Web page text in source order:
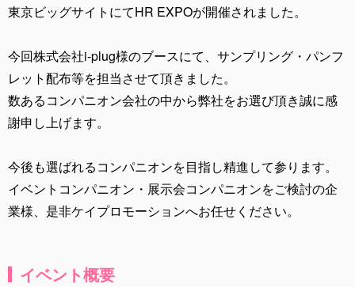
東京ビッグサイトにてHR EXPOが開催されました。
今回株式会社i-plug様のブースにて、サンプリング・パンフ
レット配布等を担当させて頂きました。
数あるコンパニオン会社の中から弊社をお選び頂き誠に感
謝申し上げます。
今後も選ばれるコンパニオンを目指し精進して参ります。
イベントコンパニオン・展示会コンパニオンをご検討の企
業様、是非ケイプロモーションへお任せください。
イベント概要